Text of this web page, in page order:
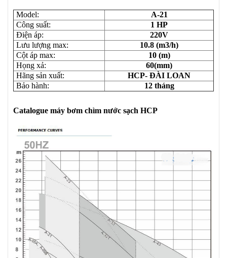
Model:
A-21
Công suất:
1 HP
Điện áp:
220V
Lưu lượng max:
10.8 (m3/h)
Cột áp max:
10 (m)
Họng xả:
60(mm)
Hãng sản xuất:
HCP- ĐÀI LOAN
Bảo hành:
12 tháng
Catalogue máy bơm chìm nước sạch HCP